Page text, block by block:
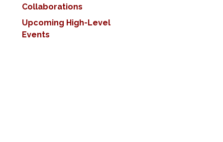
Collaborations
Upcoming High-Level
Events